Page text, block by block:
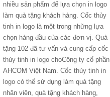
nhiều sản phẩm để lựa chọn in logo
làm quà tặng khách hàng. Cốc thủy
tinh in logo là một trong những lựa
chọn hàng đầu của các đơn vị. Quà
tặng 102 đã tư vấn và cung cấp cốc
thủy tinh in logo choCông ty cổ phần
AHCOM Việt Nam. Cốc thủy tinh in
logo có thể sử dụng làm quà tặng
nhân viên, quà tặng khách hàng,